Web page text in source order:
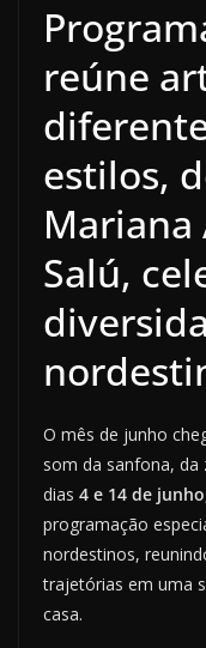
reúne
estilos,
Mariana
Salú,
O mês de junho
som da sanfona, da
dias 4 e 14 de junho
programação
nordestinos,
trajetórias em uma
casa.